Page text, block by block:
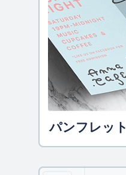
パンフレット